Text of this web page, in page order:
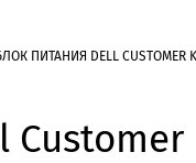
ПИТАНИЯ DELL CUSTOMER